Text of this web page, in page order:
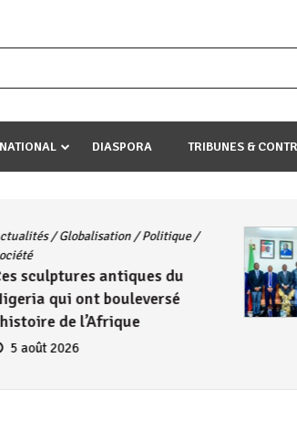
wawe canke igihugu cakwibarutse .Wewe
DIASPORA TRIBUNES &
/Globalisation/Politique/
sculptures antiques du
qui ont bouleversé
de l’Afrique
5 août 2026